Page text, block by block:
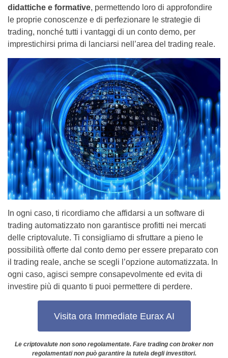
didattiche e formative, permettendo loro di approfondire
le proprie conoscenze e di perfezionare le strategie di
trading, nonché tutti i vantaggi di un conto demo, per
imprestichirsi prima di lanciarsi nell’area del trading reale.
In ogni caso, ti ricordiamo che affidarsi a un software di
trading automatizzato non garantisce profitti nei mercati
delle criptovalute. Ti consigliamo di sfruttare a pieno le
possibilità offerte dal conto demo per essere preparato con
il trading reale, anche se scegli l’opzione automatizzata. In
ogni caso, agisci sempre consapevolmente ed evita di
investire più di quanto ti puoi permettere di perdere.
Visita ora Immediate Eurax AI
Le criptovalute non sono regolamentate. Fare trading con broker non
regolamentati non può garantire la tutela degli investitori.